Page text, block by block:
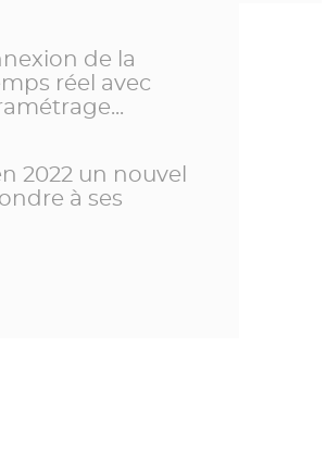
de la
réel avec
2022 un nouvel
à ses